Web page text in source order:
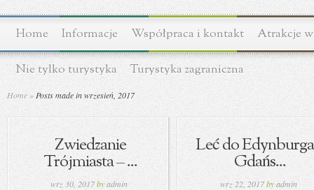
Home Informacje Współpraca i kontakt Atrakcje
Nie tylko turystyka Turystyka zagraniczna
Home » Posts made in wrzesień, 2017
Zwiedzanie
Trójmiasta – ...
wrz 30, 2017byadmin
Leć do
Gdańs...
wrz 22, 2017byadmin